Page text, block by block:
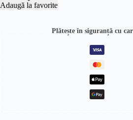
Adaugă la favorite
Plătește în siguranță cu